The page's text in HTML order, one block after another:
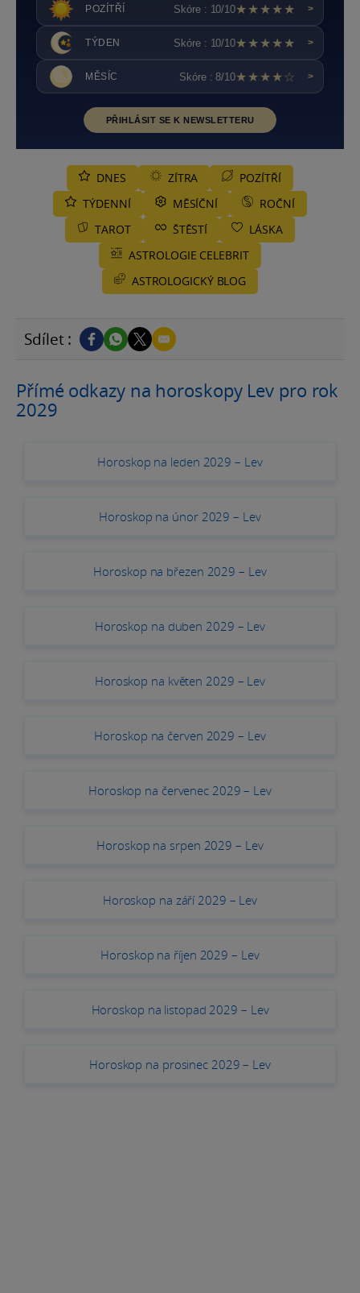
POZÍTŘÍ Skóre : 10/10★★★★★ >
TÝDEN Skóre : 10/10★★★★★ >
MĚSÍC Skóre : 8/10★★★★☆ >
PŘIHLÁSIT SE K NEWSLETTERU
DNES ZÍTRA
POZÍTŘÍ
TÝDENNÍ
MĚSÍČNÍ
ROČNÍ
TAROT
ŠTĚSTÍ
LÁSKA
ASTROLOGIE CELEBRIT
ASTROLOGICKÝ BLOG
Sdílet :
Přímé odkazy na horoskopy Lev pro rok
2029
Horoskop na leden 2029 – Lev
Horoskop na únor 2029 – Lev
Horoskop na březen 2029 – Lev
Horoskop na duben 2029 – Lev
Horoskop na květen 2029 – Lev
Horoskop na červen 2029 – Lev
Horoskop na červenec 2029 – Lev
Horoskop na srpen 2029 – Lev
Horoskop na září 2029 – Lev
Horoskop na říjen 2029 – Lev
Horoskop na listopad 2029 – Lev
Horoskop na prosinec 2029 – Lev